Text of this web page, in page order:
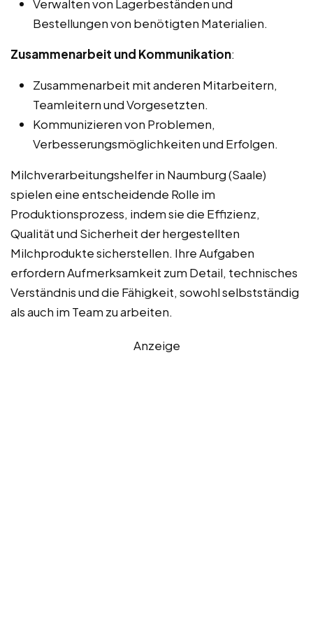
Verwalten von Lagerbeständen und
Bestellungen von benötigten Materialien.
Zusammenarbeit und Kommunikation:
Zusammenarbeit mit anderen Mitarbeitern,
Teamleitern und Vorgesetzten.
Kommunizieren von Problemen,
Verbesserungsmöglichkeiten und Erfolgen.
Milchverarbeitungshelfer in Naumburg (Saale)
spielen eine entscheidende Rolle im
Produktionsprozess, indem sie die Effizienz,
Qualität und Sicherheit der hergestellten
Milchprodukte sicherstellen. Ihre Aufgaben
erfordern Aufmerksamkeit zum Detail, technisches
Verständnis und die Fähigkeit, sowohl selbstständig
als auch im Team zu arbeiten.
Anzeige